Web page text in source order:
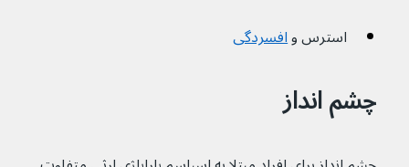
استرس و افسردگی
چشم انداز